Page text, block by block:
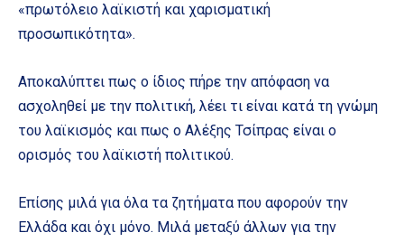
«πρωτόλειο λαϊκιστή και χαρισματική
προσωπικότητα».
Αποκαλύπτει πως ο ίδιος πήρε την απόφαση να
ασχοληθεί με την πολιτική, λέει τι είναι κατά τη γνώμη
του λαϊκισμός και πως ο Αλέξης Τσίπρας είναι ο
ορισμός του λαϊκιστή πολιτικού.
Επίσης μιλά για όλα τα ζητήματα που αφορούν την
Ελλάδα και όχι μόνο. Μιλά μεταξύ άλλων για την